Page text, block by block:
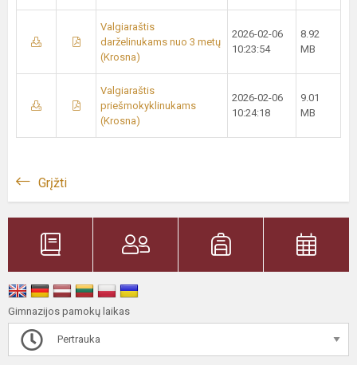
Valgiaraštis
darželinukams nuo 3 metų
(Krosna)
2026-02-06
10:23:54
8.92
MB
Valgiaraštis
priešmokyklinukams
(Krosna)
2026-02-06
10:24:18
9.01
MB
Grįžti
Gimnazijos pamokų laikas
Pertrauka